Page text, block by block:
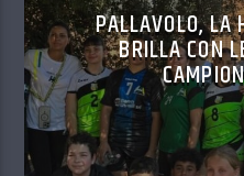
PALLAVOLO, LA
BRILLA CON